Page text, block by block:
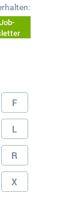
Job-
F
L
R
X